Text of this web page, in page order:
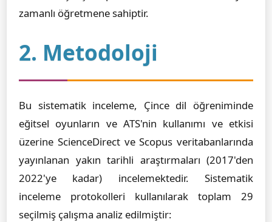
zamanlı öğretmene sahiptir.
2. Metodoloji
Bu sistematik inceleme, Çince dil öğreniminde
eğitsel oyunların ve ATS'nin kullanımı ve etkisi
üzerine ScienceDirect ve Scopus veritabanlarında
yayınlanan yakın tarihli araştırmaları (2017'den
2022'ye kadar) incelemektedir. Sistematik
inceleme protokolleri kullanılarak toplam 29
seçilmiş çalışma analiz edilmiştir: